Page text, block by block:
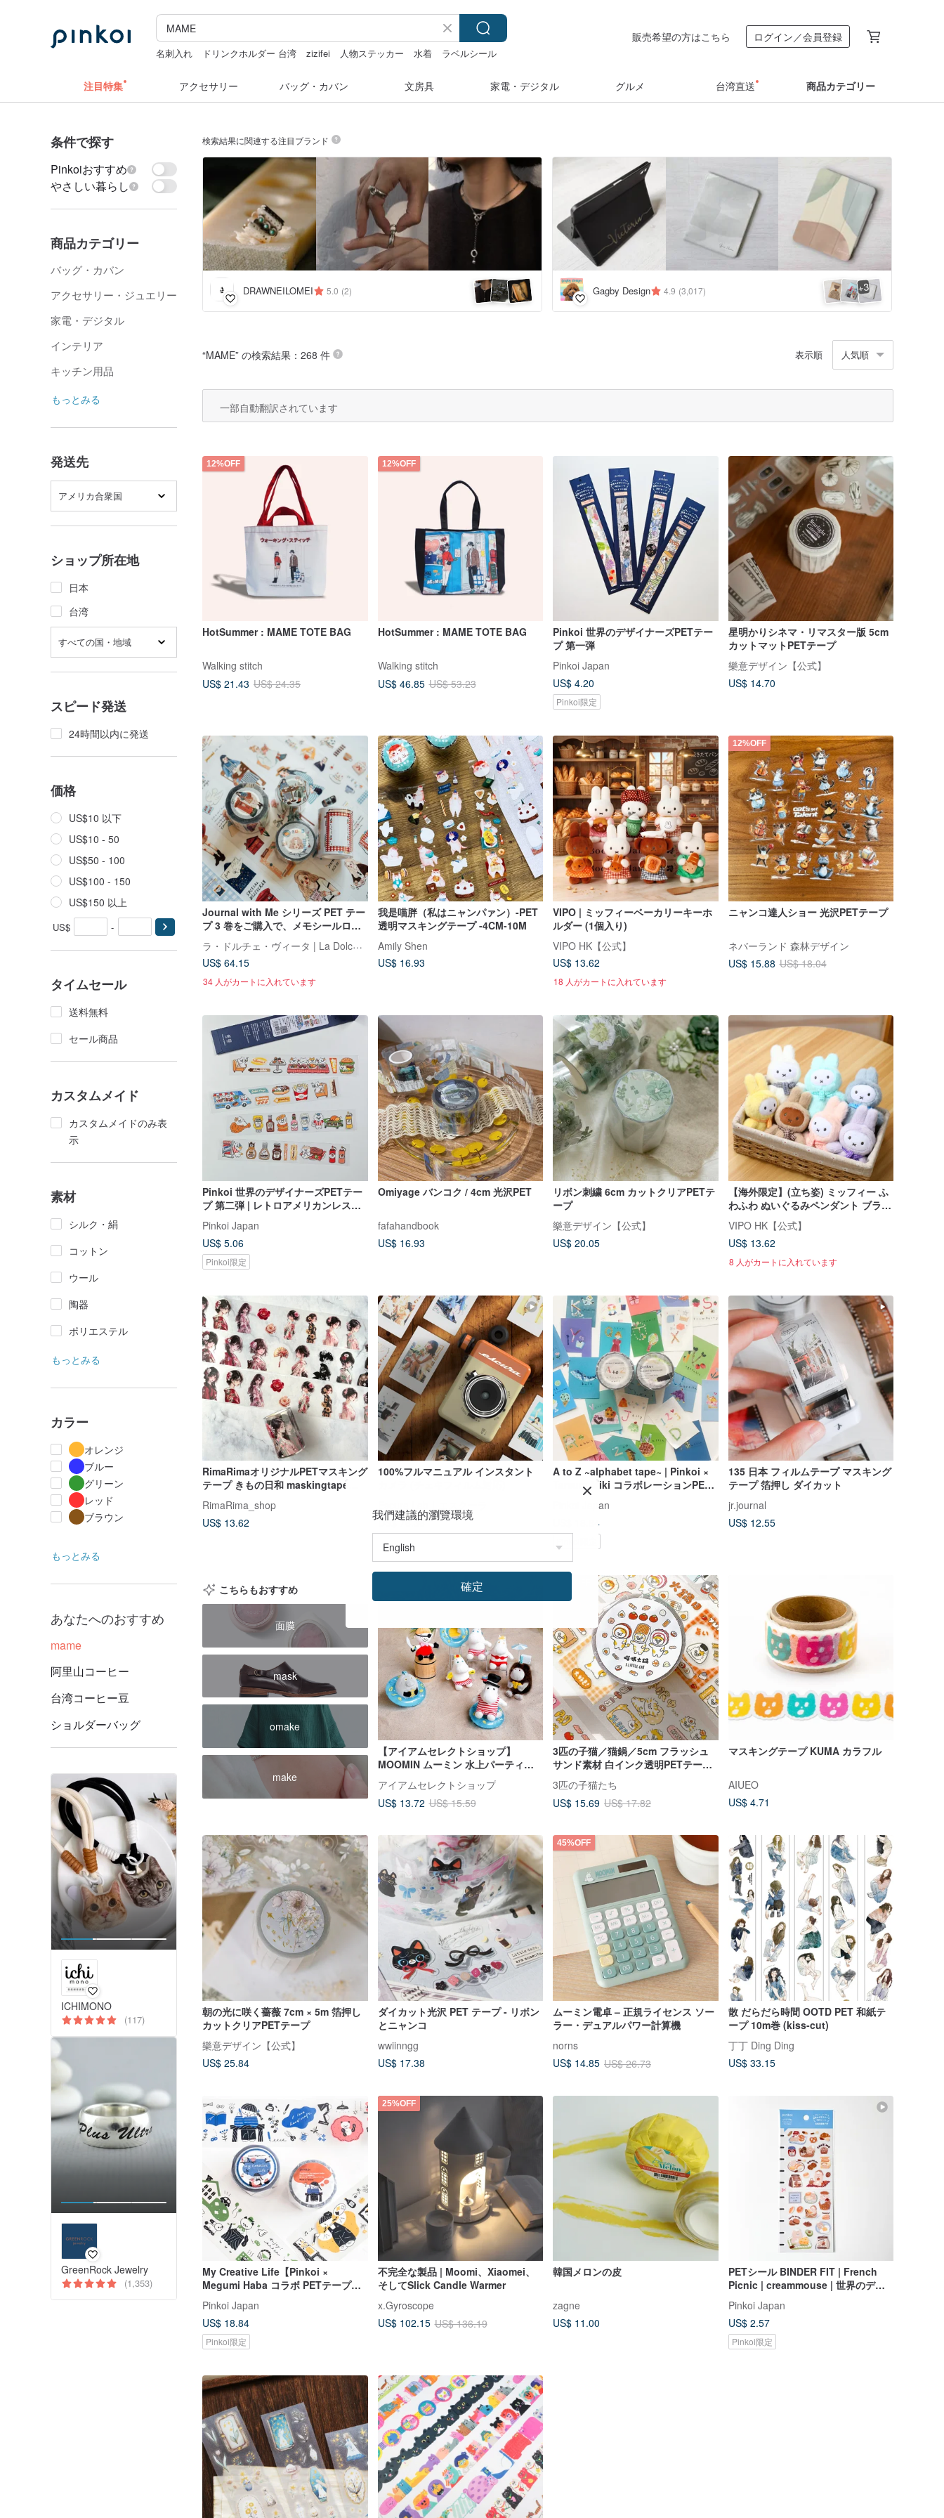
名刺入れ ドリンクホルダー 台湾 zizifei 人物ステッカー 水着
ラベルシール
販売希望の方はこちら ログイン／会員登録
注目特集 アクセサリー バッグ・カバン 文房具 家電・デジタル グルメ 台湾直送 商品カテゴリー
条件で探す
Pinkoiおすすめ
やさしい暮らし
商品カテゴリー
バッグ・カバン
アクセサリー・ジュエリー
家電・デジタル
インテリア
キッチン用品
もっとみる
発送先
アメリカ合衆国
ショップ所在地
日本
台湾
すべての国・地域
スピード発送
24時間以内に発送
価格
US$10 以下
US$10 - 50
US$50 - 100
US$100 - 150
US$150 以上
US$ -
タイムセール
送料無料
セール商品
カスタムメイド
カスタムメイドのみ表
示
素材
シルク・絹
コットン
ウール
陶器
ポリエステル
もっとみる
カラー
オレンジ
ブルー
グリーン
レッド
ブラウン
もっとみる
あなたへのおすすめ
mame
阿里山コーヒー
台湾コーヒー豆
ショルダーバッグ
ICHIMONO
(117)
GreenRock Jewelry
(1,353)
検索結果に関連する注目ブランド
DRAWNEILOMEI 5.0 (2) Gagby Design 4.9 (3,017) +3
“MAME” の検索結果：268 件 表示順 人気順
一部自動翻訳されています
12%OFF
HotSummer : MAME TOTE BAG
Walking stitch
US$ 21.43 US$ 24.35
12%OFF
HotSummer : MAME TOTE BAG
Walking stitch
US$ 46.85 US$ 53.23
Pinkoi 世界のデザイナーズPETテー
プ 第一弾
Pinkoi Japan
US$ 4.20
Pinkoi限定
星明かりシネマ・リマスター版 5cm
カットマットPETテープ
樂意デザイン【公式】
US$ 14.70
Journal with Me シリーズ PET テー
プ 3 巻をご購入で、メモシールロー
ラ・ドルチェ・ヴィータ | La Dolce Vita
US$ 64.15
34 人がカートに入れています
我是喵胖（私はニャンパァン）-PET
透明マスキングテープ -4CM-10M
Amily Shen
US$ 16.93
VIPO | ミッフィーベーカリーキーホ
ルダー (1個入り)
VIPO HK【公式】
US$ 13.62
18 人がカートに入れています
12%OFF
ニャンコ達人ショー 光沢PETテープ
ネバーランド 森林デザイン
US$ 15.88 US$ 18.04
Pinkoi 世界のデザイナーズPETテー
プ 第二弾 | レトロアメリカンレスト
Pinkoi Japan
US$ 5.06
Pinkoi限定
Omiyage バンコク / 4cm 光沢PET
fafahandbook
US$ 16.93
リボン刺繍 6cm カットクリアPETテ
ープ
樂意デザイン【公式】
US$ 20.05
【海外限定】(立ち姿) ミッフィー ふ
わふわ ぬいぐるみペンダント ブライ
ンドボックス (ランダム1個入り)
VIPO MIF37474
VIPO HK【公式】
US$ 13.62
8 人がカートに入れています
RimaRimaオリジナルPETマスキング
テープ きもの日和 maskingtape〜
Kimono Biyori〜りまりま
RimaRima_shop
US$ 13.62
100%フルマニュアル インスタント
US$ 76.36
A to Z ~alphabet tape~ | Pinkoi ×
Tamura Miki コラボレーションPET
Pinkoi Japan
US$ 18.84
135 日本 フィルムテープ マスキング
テープ 箔押し ダイカット
jr.journal
US$ 12.55
こちらもおすすめ
面膜
mask
omake
make
【アイアムセレクトショップ】
MOOMIN ムーミン 水上パーティー
80周年記念キャラクターブラインド
ボックス ミニチャーム
アイアムセレクトショップ
US$ 13.72 US$ 15.59
3匹の子猫／猫鍋／5cm フラッシュ
サンド素材 白インク透明PETテープ
／ダイカット剥離紙付き
3匹の子猫たち
US$ 15.69 US$ 17.82
マスキングテープ KUMA カラフル
AIUEO
US$ 4.71
朝の光に咲く薔薇 7cm × 5m 箔押し
カットクリアPETテープ
樂意デザイン【公式】
US$ 25.84
ダイカット光沢 PET テープ - リボン
とニャンコ
wwiinngg
US$ 17.38
45%OFF
ムーミン電卓 – 正規ライセンス ソー
ラー・デュアルパワー計算機
norns
US$ 14.85 US$ 26.73
散 だらだら時間 OOTD PET 和紙テ
ープ 10m巻 (kiss-cut)
丁丁 Ding Ding
US$ 33.15
My Creative Life【Pinkoi ×
Megumi Haba コラボ PETテープ】
Pinkoi限定
Pinkoi Japan
US$ 18.84
Pinkoi限定
25%OFF
不完全な製品 | Moomi、Xiaomei、
そしてSlick Candle Warmer
x.Gyroscope
US$ 102.15 US$ 136.19
韓国メロンの皮
zagne
US$ 11.00
PETシール BINDER FIT | French
Picnic | creammouse | 世界のデザ
イナーズ PET Sticker
Pinkoi Japan
US$ 2.57
Pinkoi限定
我們建議的瀏覽環境
確定